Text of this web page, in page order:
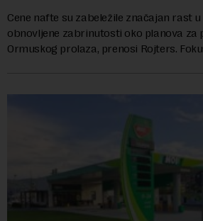
Cene nafte su zabeležile značajan rast
obnovljene zabrinutosti oko planova za
Ormuskog prolaza, prenosi Rojters.